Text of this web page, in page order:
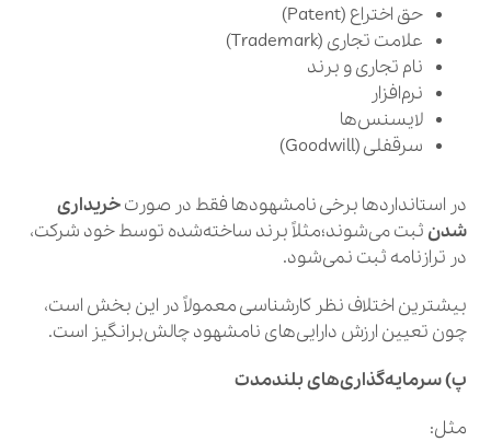
حق اختراع (Patent)
علامت تجاری (Trademark)
نام تجاری و برند
نرم‌افزار
لایسنس‌ها
سرقفلی (Goodwill)
در استانداردها برخی نامشهودها فقط در صورتخریداری
شدن ثبت می‌شوند؛مثلاً برند ساخته‌شده توسط خود شرکت،
در ترازنامه ثبت نمی‌شود.
بیشترین اختلاف نظر کارشناسی معمولاً در این بخش است،
چون تعیین ارزش دارایی‌های نامشهود چالش‌برانگیز است.
پ) سرمایه‌گذاری‌های بلندمدت
مثل: